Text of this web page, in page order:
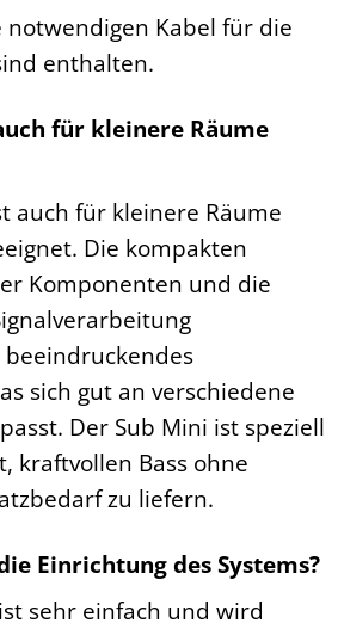
Kabel für die
enthalten.
für kleinere Räume
auch für kleinere Räume
Die kompakten
Komponenten und die
sich gut an verschiedene
Der Sub Mini ist speziell
kraftvollen Bass ohne
zu liefern.
Einrichtung des Systems?
sehr einfach und wird